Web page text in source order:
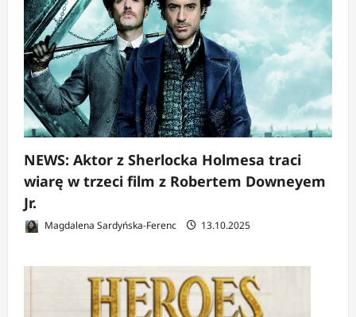
NEWS: Aktor z Sherlocka Holmesa traci
wiarę w trzeci film z Robertem Downeyem
Jr.
Magdalena Sardyńska-Ferenc 13.10.2025